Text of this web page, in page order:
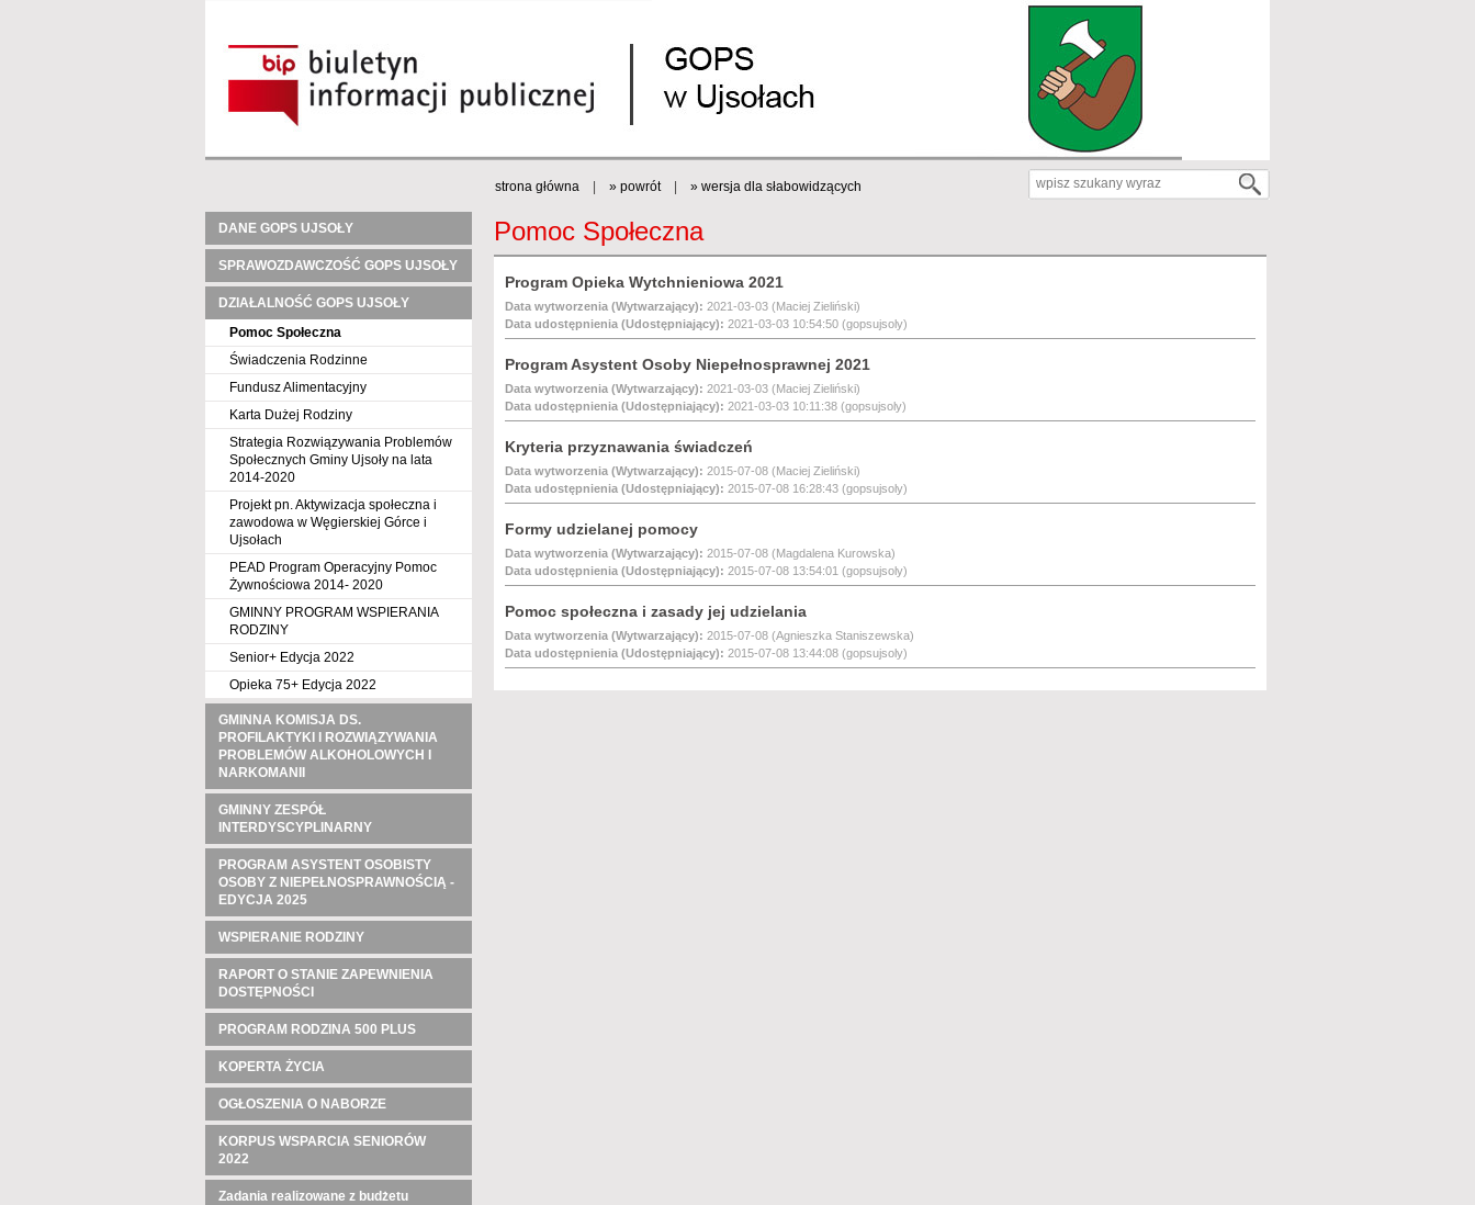
strona główna » powrót » wersja dla słabowidzących
DANE GOPS UJSOŁY
SPRAWOZDAWCZOŚĆ GOPS UJSOŁY
DZIAŁALNOŚĆ GOPS UJSOŁY
Pomoc Społeczna
Świadczenia Rodzinne
Fundusz Alimentacyjny
Karta Dużej Rodziny
Strategia Rozwiązywania Problemów
Społecznych Gminy Ujsoły na lata
2014-2020
Projekt pn. Aktywizacja społeczna i
zawodowa w Węgierskiej Górce i
Ujsołach
PEAD Program Operacyjny Pomoc
Żywnościowa 2014- 2020
GMINNY PROGRAM WSPIERANIA
RODZINY
Senior+ Edycja 2022
Opieka 75+ Edycja 2022
GMINNA KOMISJA DS.
PROFILAKTYKI I ROZWIĄZYWANIA
PROBLEMÓW ALKOHOLOWYCH I
NARKOMANII
GMINNY ZESPÓŁ
INTERDYSCYPLINARNY
PROGRAM ASYSTENT OSOBISTY
OSOBY Z NIEPEŁNOSPRAWNOŚCIĄ -
EDYCJA 2025
WSPIERANIE RODZINY
RAPORT O STANIE ZAPEWNIENIA
DOSTĘPNOŚCI
PROGRAM RODZINA 500 PLUS
KOPERTA ŻYCIA
OGŁOSZENIA O NABORZE
KORPUS WSPARCIA SENIORÓW
2022
Zadania realizowane z budżetu
Pomoc Społeczna
Program Opieka Wytchnieniowa 2021
Data wytworzenia (Wytwarzający): 2021-03-03 (Maciej Zieliński)
Data udostępnienia (Udostępniający): 2021-03-03 10:54:50 (gopsujsoly)
Program Asystent Osoby Niepełnosprawnej 2021
Data wytworzenia (Wytwarzający): 2021-03-03 (Maciej Zieliński)
Data udostępnienia (Udostępniający): 2021-03-03 10:11:38 (gopsujsoly)
Kryteria przyznawania świadczeń
Data wytworzenia (Wytwarzający): 2015-07-08 (Maciej Zieliński)
Data udostępnienia (Udostępniający): 2015-07-08 16:28:43 (gopsujsoly)
Formy udzielanej pomocy
Data wytworzenia (Wytwarzający): 2015-07-08 (Magdalena Kurowska)
Data udostępnienia (Udostępniający): 2015-07-08 13:54:01 (gopsujsoly)
Pomoc społeczna i zasady jej udzielania
Data wytworzenia (Wytwarzający): 2015-07-08 (Agnieszka Staniszewska)
Data udostępnienia (Udostępniający): 2015-07-08 13:44:08 (gopsujsoly)